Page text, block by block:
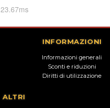
23.67ms
INFORMAZIONI
Informazioni generali
Sconti e riduzioni
Diritti di utilizzazione
ALTRI